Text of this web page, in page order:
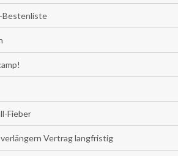
Bestenliste
Fieber
Vertrag langfristig